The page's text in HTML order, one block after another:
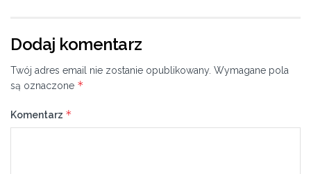
Dodaj komentarz
Twój adres email nie zostanie opublikowany. Wymagane pola
są oznaczone *
Komentarz *